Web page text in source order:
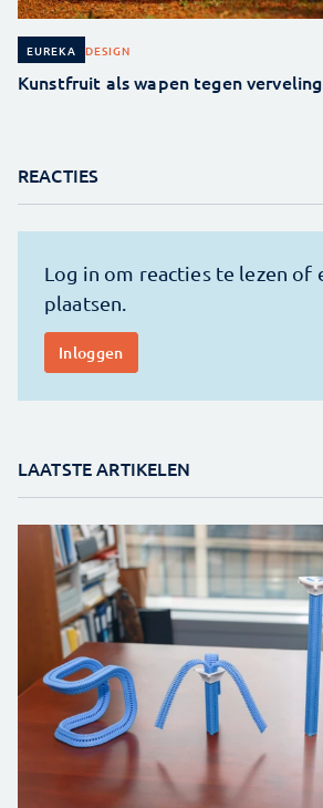
EUREKA DESIGN
Kunstfruit als wapen tegen verveling
REACTIES
LAATSTE ARTIKELEN